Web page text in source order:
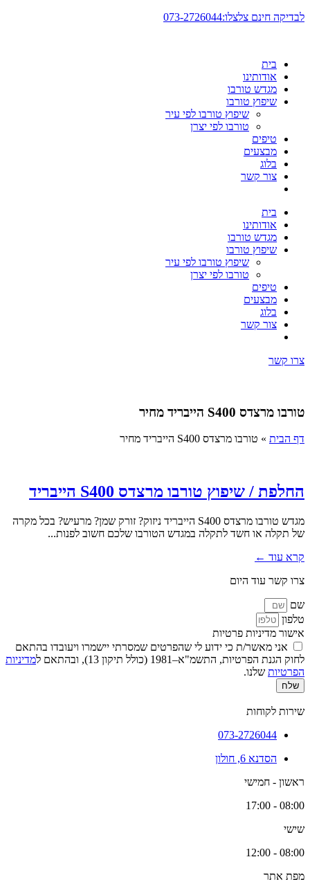
דלג
לבדיקה חינם צלצלו:073-2726044
בית
אודותינו
מגדש טורבו
שיפוץ טורבו
שיפוץ טורבו לפי עיר
טורבו לפי יצרן
טיפים
מבצעים
בלוג
צור קשר
בית
אודותינו
מגדש טורבו
שיפוץ טורבו
שיפוץ טורבו לפי עיר
טורבו לפי יצרן
טיפים
מבצעים
בלוג
צור קשר
צרו קשר
טורבו מרצדס S400 הייבריד מחיר
דף הבית » טורבו מרצדס S400 הייבריד מחיר
החלפת / שיפוץ טורבו מרצדס S400 הייבריד
מגדש טורבו מרצדס S400 הייבריד ניזוק? זורק שמן? מרעיש? בכל מקרה
של תקלה או חשד לתקלה במגדש הטורבו שלכם חשוב לפנות...
קרא עוד ←
צרו קשר עוד היום
שם
טלפון
אישור מדיניות פרטיות
אני מאשר/ת כי ידוע לי שהפרטים שמסרתי יישמרו ויעובדו בהתאם
לחוק הגנת הפרטיות, התשמ"א–1981 (כולל תיקון 13), ובהתאם ל
מדיניות
הפרטיות שלנו.
שלח
שירות לקוחות
073-2726044
הסדנא 6, חולון
ראשון - חמישי
08:00 - 17:00
שישי
08:00 - 12:00
מפת אתר